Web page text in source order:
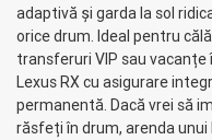
adaptivă și garda la sol
orice drum. Ideal pentru
transferuri VIP sau
Lexus RX cu asigurare
permanentă. Dacă vrei să
răsfeți în drum, arenda unui